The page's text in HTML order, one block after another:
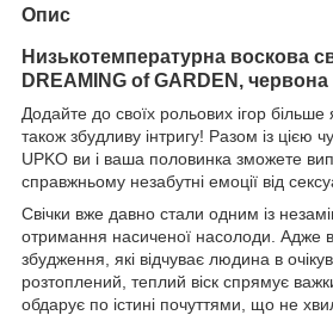
Опис
Низькотемпературна воскова
DREAMING of GARDEN, червона
Додайте до своїх рольових ігор більше
також збудливу інтригу! Разом із цією
UPKO ви і ваша половинка зможете
справжньому незабутні емоції від
Свічки вже давно стали одним із
отримання насиченої насолоди. Адже
збудження, які відчуває людина в
розтоплений, теплий віск спрямує
обдарує по істині почуттями, що не